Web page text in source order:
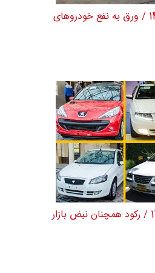
قیمت خودرو امروز 22 تیر 1405 / ورق به نفع خودروهای
قیمت خودرو امروز 17 تیر 1405 / رکود همچنان نبض بازار